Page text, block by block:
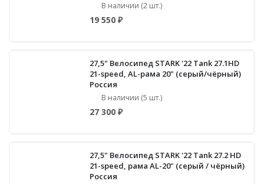
В наличии (2 шт.)
19 550 ₽
27,5" Велосипед STARK '22 Tank 27.1HD
21-speed, AL-рама 20" (серый/чёрный)
Россия
В наличии (5 шт.)
27 300 ₽
27,5" Велосипед STARK '22 Tank 27.2 HD
21-speed, рама AL-20" (серый / чёрный)
Россия